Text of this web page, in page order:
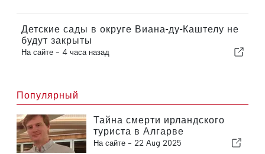
Детские сады в округе Виана-ду-Каштелу не
будут закрыты
На сайте - 4 часа назад
Популярный
Тайна смерти ирландского
туриста в Алгарве
На сайте - 22 Aug 2025